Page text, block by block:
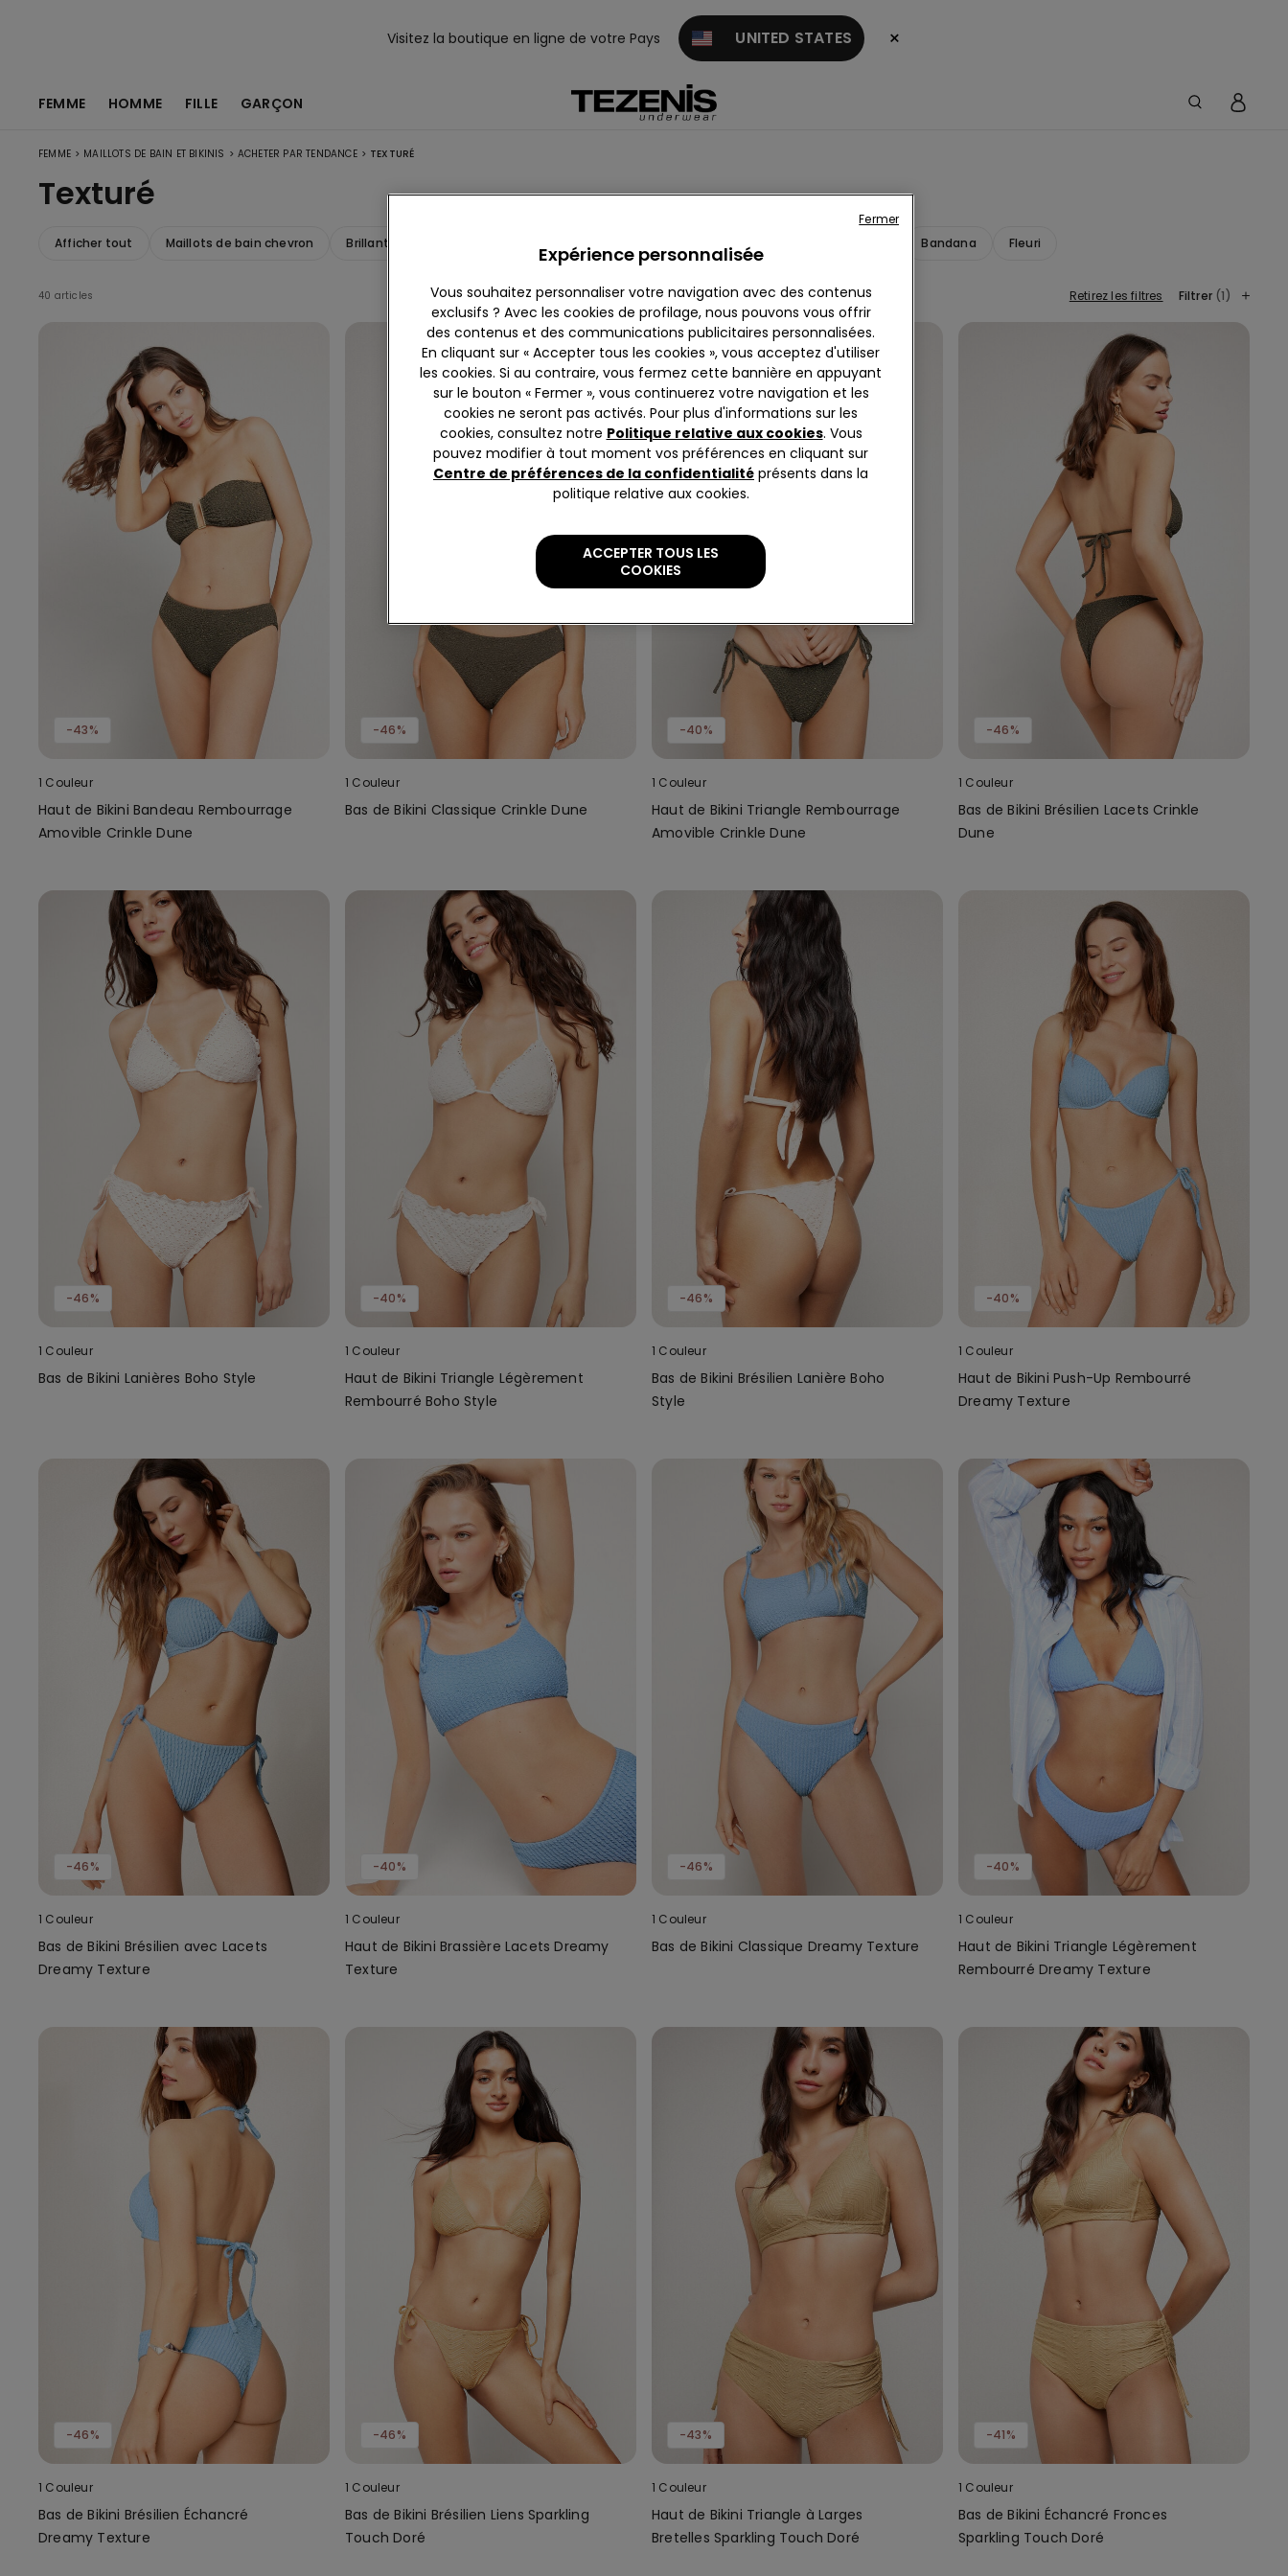
Visitez la boutique en ligne de votre Pays UNITED STATES ×
FEMME HOMME FILLE GARÇON
FEMME > MAILLOTS DE BAIN ET BIKINIS > ACHETER PAR TENDANCE > TEXTURÉ
Texturé
Afficher tout Maillots de bain chevron Brillant Maillots de bain à rayures Bandana Fleuri
40 articles Retirez les filtres Filtrer (1)
-43%
1 Couleur
Haut de Bikini Bandeau Rembourrage
Amovible Crinkle Dune
-46%
1 Couleur
Bas de Bikini Classique Crinkle Dune
-40%
1 Couleur
Haut de Bikini Triangle Rembourrage
Amovible Crinkle Dune
-46%
1 Couleur
Bas de Bikini Brésilien Lacets Crinkle
Dune
-46%
1 Couleur
Bas de Bikini Lanières Boho Style
-40%
1 Couleur
Haut de Bikini Triangle Légèrement
Rembourré Boho Style
-46%
1 Couleur
Bas de Bikini Brésilien Lanière Boho
Style
-40%
1 Couleur
Haut de Bikini Push-Up Rembourré
Dreamy Texture
-46%
1 Couleur
Bas de Bikini Brésilien avec Lacets
Dreamy Texture
-40%
1 Couleur
Haut de Bikini Brassière Lacets Dreamy
Texture
-46%
1 Couleur
Bas de Bikini Classique Dreamy Texture
-40%
1 Couleur
Haut de Bikini Triangle Légèrement
Rembourré Dreamy Texture
-46%
1 Couleur
Bas de Bikini Brésilien Échancré
Dreamy Texture
-46%
1 Couleur
Bas de Bikini Brésilien Liens Sparkling
Touch Doré
-43%
1 Couleur
Haut de Bikini Triangle à Larges
Bretelles Sparkling Touch Doré
-41%
1 Couleur
Bas de Bikini Échancré Fronces
Sparkling Touch Doré
Expérience personnalisée
Vous souhaitez personnaliser votre navigation avec des contenus
exclusifs ? Avec les cookies de profilage, nous pouvons vous offrir
des contenus et des communications publicitaires personnalisées.
En cliquant sur « Accepter tous les cookies », vous acceptez d'utiliser
les cookies. Si au contraire, vous fermez cette bannière en appuyant
sur le bouton « Fermer », vous continuerez votre navigation et les
cookies ne seront pas activés. Pour plus d'informations sur les
cookies, consultez notre Politique relative aux cookies. Vous
pouvez modifier à tout moment vos préférences en cliquant sur
Centre de préférences de la confidentialité présents dans la
politique relative aux cookies.
ACCEPTER TOUS LES
COOKIES
Fermer